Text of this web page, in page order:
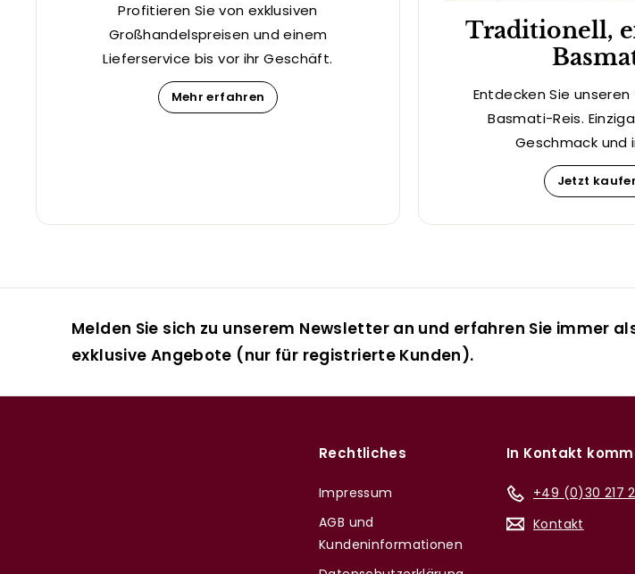
Profitieren Sie von exklusiven
Großhandelspreisen und einem
Lieferservice bis vor ihr Geschäft.
Mehr erfahren
Traditionell,
Entdecken Sie
Basmati-Reis.
Geschmack und
Jetzt
Melden Sie sich zu unserem Newsletter an und erfahren Sie immer
exklusive Angebote (nur für registrierte Kunden).
Rechtliches
Impressum
AGB und
Kundeninformationen
In Kontakt
+49 (0)30 217
Kontakt